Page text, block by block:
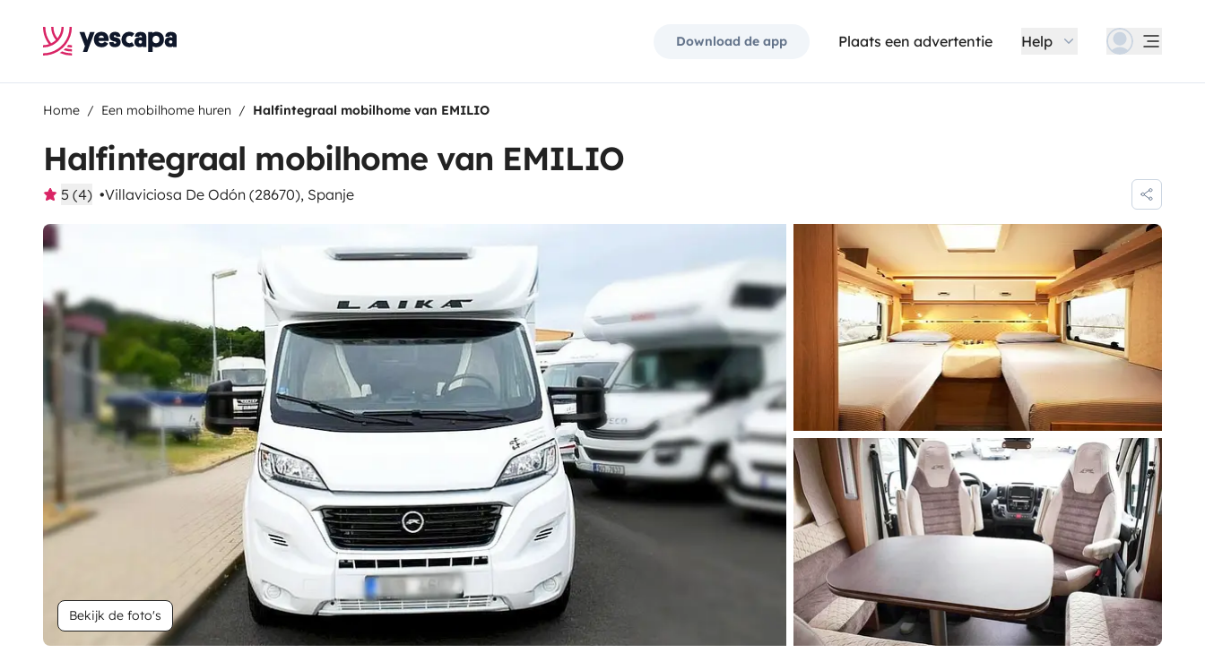
Download de app Plaats een advertentie Help
Home Een mobilhome huren Halfintegraal mobilhome van EMILIO
Halfintegraal mobilhome van EMILIO
5 (4) Villaviciosa De Odón (28670), Spanje
Bekijk de foto's